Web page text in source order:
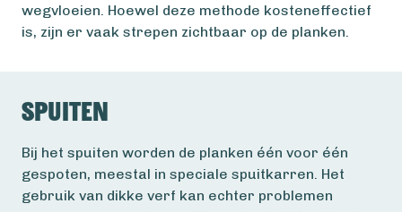
wegvloeien. Hoewel deze methode kosteneffectief
is, zijn er vaak strepen zichtbaar op de planken.
Spuiten
Bij het spuiten worden de planken één voor één
gespoten, meestal in speciale spuitkarren. Het
gebruik van dikke verf kan echter problemen